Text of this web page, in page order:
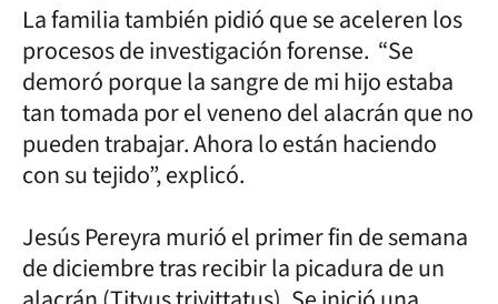
La familia también pidió que se aceleren los
procesos de investigación forense. “Se
demoró porque la sangre de mi hijo estaba
tan tomada por el veneno del alacrán que no
pueden trabajar. Ahora lo están haciendo
con su tejido”, explicó.
Jesús Pereyra murió el primer fin de semana
de diciembre tras recibir la picadura de un